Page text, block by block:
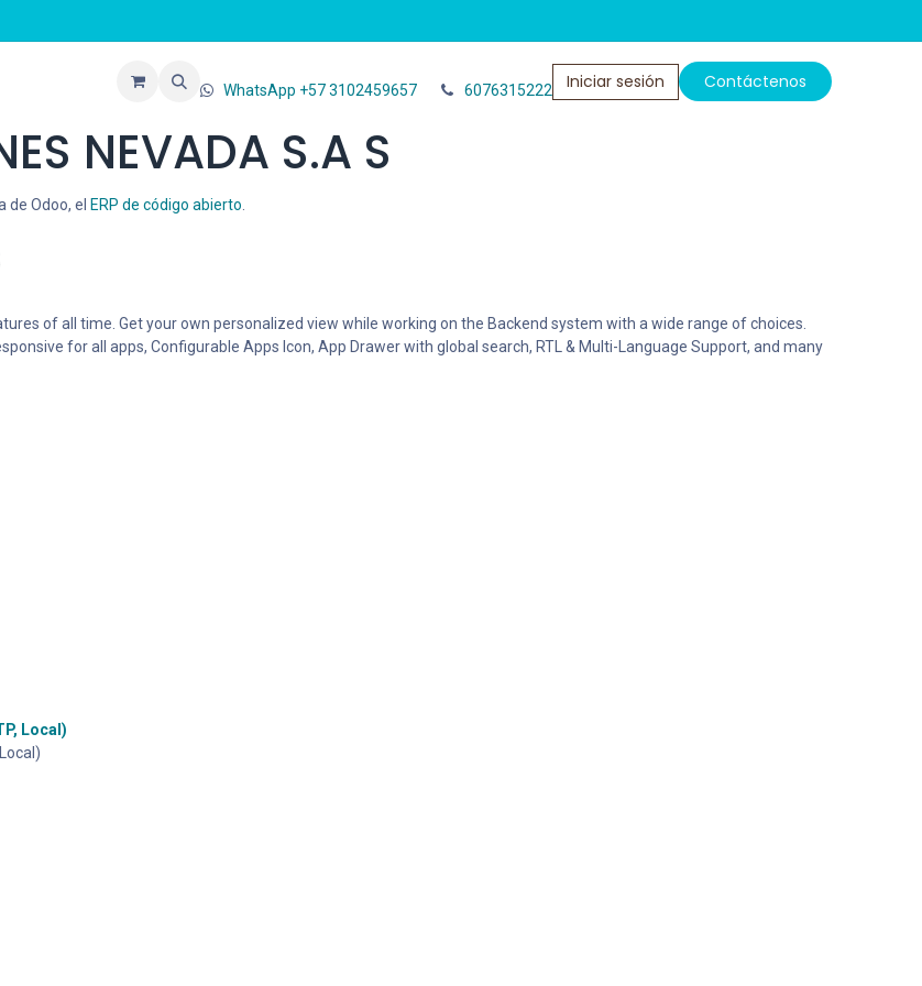
Contáctenos WhatsApp +57 3102459657 6076315222 Iniciar sesión Contáctenos​​​​
NEVADA S.A S
de Odoo, el ERP de código abierto
of all time. Get your own personalized view while working on the Backend system with a wide range of choices.
for all apps, Configurable Apps Icon, App Drawer with global search, RTL & Multi-Language Support, and many
Local)